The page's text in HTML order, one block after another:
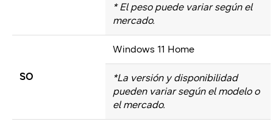
* El peso puede variar según el
mercado.
SO
Windows 11 Home
*La versión y disponibilidad
pueden variar según el modelo o
el mercado.